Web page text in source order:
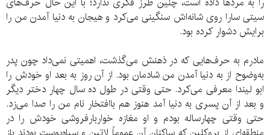
سیتی سارا روی شانه‌اش سنگینی می‌کرد و هیجان به دنیا آمدن من را
برایش دشوار کرده بود.
مادرم به حرف‌هایی که در ذهنش می‌گذشت، اهمیتی نمی‌داد چون پدر
به‌وضوح از به دنیا آمدن من شادمان بود. از آن روز به بعد او خودش را
ابو لیندا معرفی می‌کرد. حتی وقتی در طول ده سال چهار دختر دیگر
و بعد از آن پسری به دنیا آمد هنوز هم باافتخار نام من را صدا می‌زد.
حتی وقتی چهارساله بودم و او مغازه خواربارفروشی خودش را در